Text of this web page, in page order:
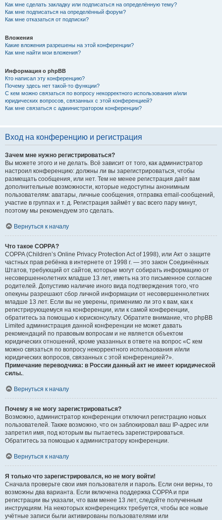
Как мне сделать закладку или подписаться на определённую тему?
Как мне подписаться на определённый форум?
Как мне отказаться от подписки?
Вложения
Какие вложения разрешены на этой конференции?
Как мне найти мои вложения?
Информация о phpBB
Кто написал эту конференцию?
Почему здесь нет такой-то функции?
С кем можно связаться по вопросу некорректного использования и/или
юридических вопросов, связанных с этой конференцией?
Как мне связаться с администратором конференции?
Вход на конференцию и регистрация
Зачем мне нужно регистрироваться?
Вы можете этого и не делать. Всё зависит от того, как администратор
настроил конференцию: должны ли вы зарегистрироваться, чтобы
размещать сообщения, или нет. Тем не менее регистрация даёт вам
дополнительные возможности, которые недоступны анонимным
пользователям: аватары, личные сообщения, отправка email-сообщений,
участие в группах и т. д. Регистрация займёт у вас всего пару минут,
поэтому мы рекомендуем это сделать.
Вернуться к началу
Что такое COPPA?
COPPA (Children’s Online Privacy Protection Act of 1998), или Акт о защите
частных прав ребёнка в интернете от 1998 г. — это закон Соединённых
Штатов, требующий от сайтов, которые могут собирать информацию от
несовершеннолетних младше 13 лет, иметь на это письменное согласие
родителей. Допустимо наличие иного вида подтверждения того, что
опекуны разрешают сбор личной информации от несовершеннолетних
младше 13 лет. Если вы не уверены, применимо ли это к вам, как к
регистрирующемуся на конференции, или к самой конференции,
обратитесь за помощью к юрисконсульту. Обратите внимание, что phpBB
Limited администрация данной конференции не может давать
рекомендаций по правовым вопросам и не является объектом
юридических отношений, кроме указанных в ответе на вопрос «С кем
можно связаться по вопросу некорректного использования и/или
юридических вопросов, связанных с этой конференцией?».
Примечание переводчика: в России данный акт не имеет юридической
силы..
Вернуться к началу
Почему я не могу зарегистрироваться?
Возможно, администратор конференции отключил регистрацию новых
пользователей. Также возможно, что он заблокировал ваш IP-адрес или
запретил имя, под которым вы пытаетесь зарегистрироваться.
Обратитесь за помощью к администратору конференции.
Вернуться к началу
Я только что зарегистрировался, но не могу войти!
Сначала проверьте свои имя пользователя и пароль. Если они верны, то
возможны два варианта. Если включена поддержка COPPA и при
регистрации вы указали, что вам менее 13 лет, следуйте полученным
инструкциям. На некоторых конференциях требуется, чтобы все новые
учётные записи были активированы пользователями или